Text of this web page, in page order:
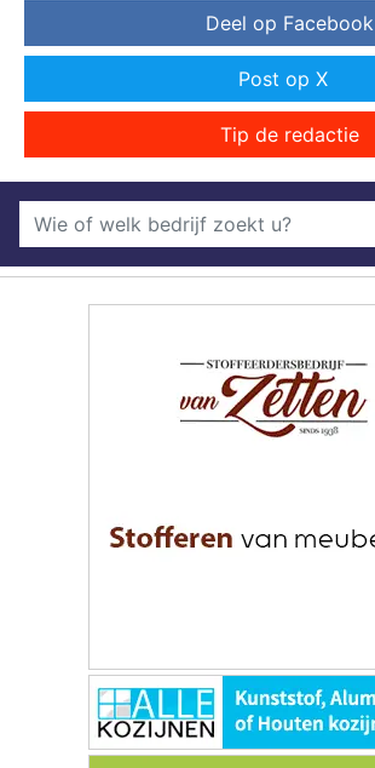
Deel op Facebook
Post op X
Tip de redactie